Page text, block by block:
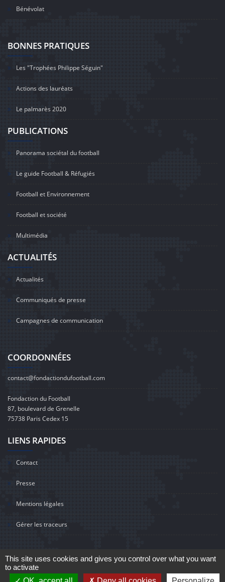
Bénévolat
BONNES PRATIQUES
Les "Trophées Philippe Séguin"
Actions des lauréats
Le palmarès 2020
PUBLICATIONS
Panorama sociétal du football
Le guide Football & Réfugiés
Football et Environnement
Football et société
Multimédia
ACTUALITÉS
Actualités
Communiqués de presse
Campagnes de communication
COORDONNÉES
contact@fondactiondufootball.com
Fondaction du Football
87, boulevard de Grenelle
75738 Paris Cedex 15
LIENS RAPIDES
Contact
Presse
Mentions légales
Gérer les traceurs
©2020 Fondaction du Football
This site uses cookies and gives you control over what you want
to activate